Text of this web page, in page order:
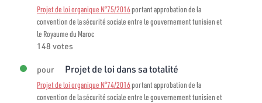
Projet de loi organique N°75/2016portant approbation de la
convention de la sécurité sociale entre le gouvernement tunisien et
le Royaume du Maroc
148 votes
pour Projet de loi dans sa totalité
Projet de loi organique N°74/2016portant approbation de la
convention de la sécurité sociale entre le gouvernement tunisien et